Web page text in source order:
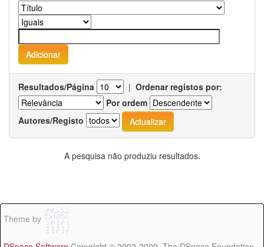
Resultados/Página | Ordenar registos por:
Por ordem
Autores/Registo
A pesquisa não produziu resultados.
Theme by